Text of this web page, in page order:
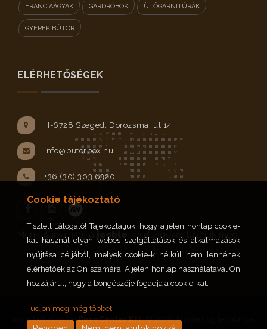
FRANCIAÁGYAK GARDRÓBOK ÜLŐGARNITÚRÁK
GYEREK BÚTOR
ELÉRHETŐSÉGEK
H-6728 Szeged, Dorozsmai út 14.
info@butorbox.hu
+36 (30) 303 6320
FacebookInstagram
Munkatársainkat a jooble segítségével találjuk meg.
www.butorbox.huDecoCenter Kft.© 2016. Minden jog fenntartva.
Cookie tájékoztató
Tisztelt Látogató! Tájékoztatjuk, hogy a jelen honlap cookie-
kat használ olyan webes szolgáltatások és alkalmazások
nyújtása céljából, melyek cookie-k nélkül nem lennének
elérhetőek az Ön számára. A jelen honlap használatával Ön
hozzájárul, hogy a böngészője fogadja a cookie-kat.
Tudjon meg még többet.